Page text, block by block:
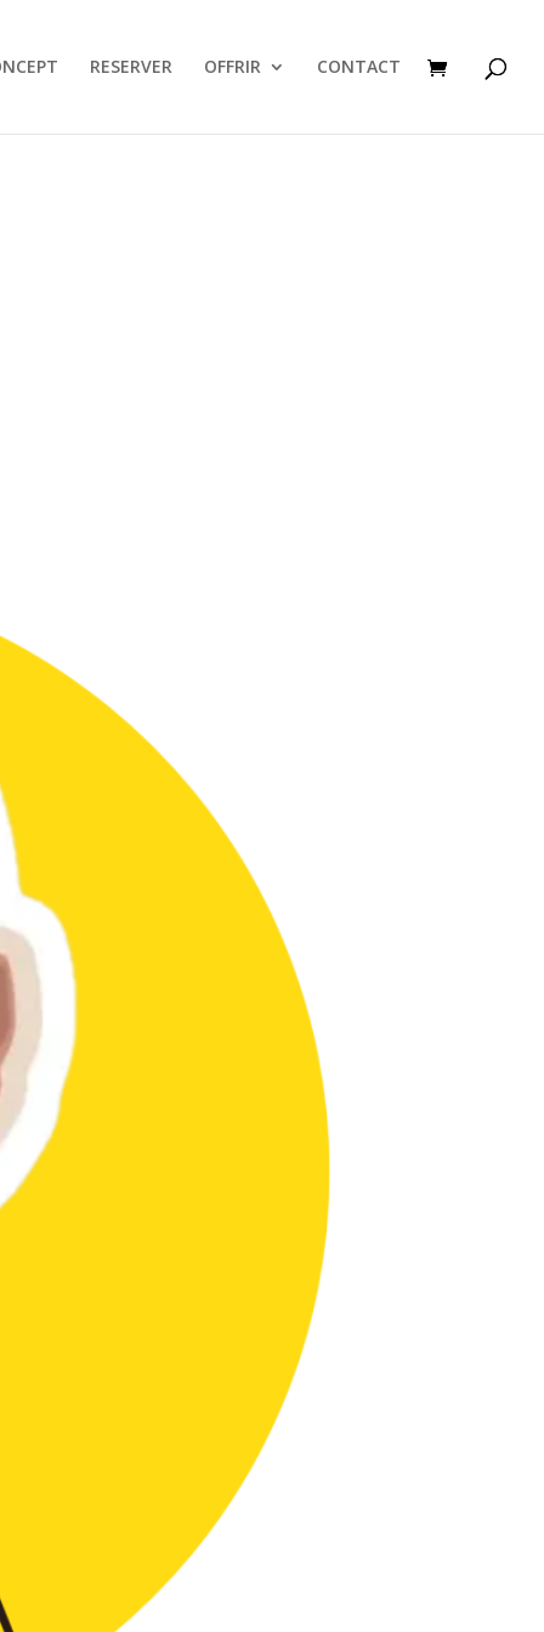
RESERVER OFFRIR CONTACT